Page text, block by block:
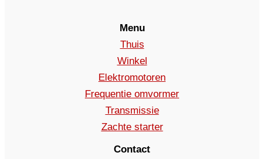
Menu
Thuis
Winkel
Elektromotoren
Frequentie omvormer
Transmissie
Zachte starter
Contact